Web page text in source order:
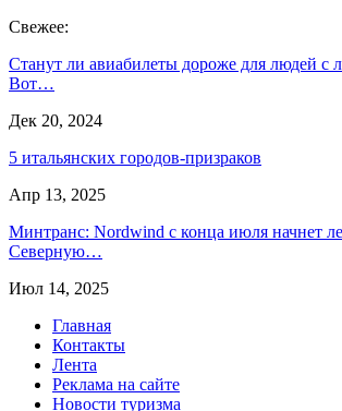
Свежее:
Станут ли авиабилеты дороже для людей с
Вот…
Дек 20, 2024
5 итальянских городов-призраков
Апр 13, 2025
Минтранс: Nordwind с конца июля начнет
Северную…
Июл 14, 2025
Главная
Контакты
Лента
Реклама на сайте
Новости туризма